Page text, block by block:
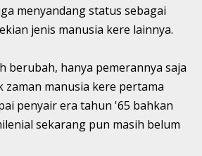
menyandang status sebagai
jenis manusia kere lainnya.
berubah, hanya pemerannya saja
zaman manusia kere pertama
penyair era tahun '65 bahkan
sekarang pun masih belum